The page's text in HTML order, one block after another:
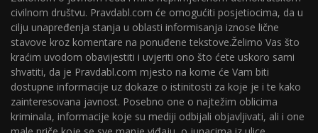
civilnom društvu. Pravdabl.com će omogućiti posjetiocima, da u
cilju unapređenja stanja u oblasti informisanja iznose lične
stavove kroz komentare na ponuđene tekstove.Želimo Vas što
kraćim uvodom obavijestiti i uvjeriti ono što ćete uskoro sami
shvatiti, da je Pravdabl.com mjesto na kome će Vam biti
dostupne informacije uz dokaze o istinitosti za koje je i te kako
zainteresovana javnost. Posebno one o najtežim oblicima
kriminala, informacije koje su mediji odbijali objavljivati, ali i one